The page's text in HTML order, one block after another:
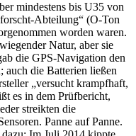
mindestens bis U35 von
Abteilung“ (O-Ton
worden waren.
Natur, aber sie
die GPS-Navigation den
auch die Batterien ließen
„versucht krampfhaft,
es in dem Prüfbericht,
streikten die
Panne auf Panne.